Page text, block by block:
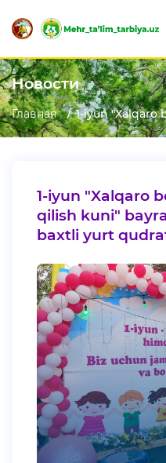
Новости
Главная 1-iyun "Xalqaro
1-iyun "Xalqaro
qilish kuni"
baxtli yurt